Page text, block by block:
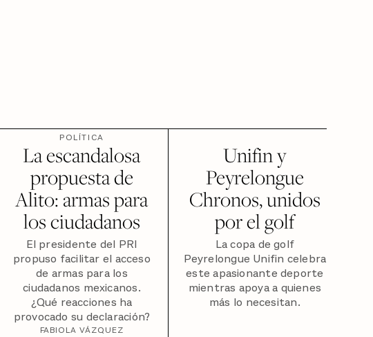
POLÍTICA
La escandalosa
propuesta de
Alito: armas para
los ciudadanos
El presidente del PRI
propuso facilitar el acceso
de armas para los
ciudadanos mexicanos.
¿Qué reacciones ha
provocado su declaración?
FABIOLA VÁZQUEZ
Unifin y
Peyrelongue
Chronos, unidos
por el golf
La copa de golf
Peyrelongue Unifin celebra
este apasionante deporte
mientras apoya a quienes
más lo necesitan.